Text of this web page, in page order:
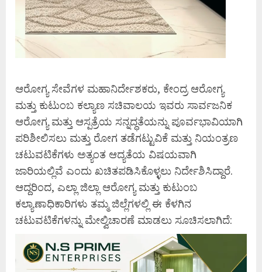
ಆರೋಗ್ಯ ಸೇವೆಗಳ ಮಹಾನಿರ್ದೇಶಕರು, ಕೇಂದ್ರ ಆರೋಗ್ಯ
ಮತ್ತು ಕುಟುಂಬ ಕಲ್ಯಾಣ ಸಚಿವಾಲಯ ಇವರು ಸಾರ್ವಜನಿಕ
ಆರೋಗ್ಯ ಮತ್ತು ಆಸ್ಪತ್ರೆಯ ಸನ್ನದ್ಧತೆಯನ್ನು ಪೂರ್ವಭಾವಿಯಾಗಿ
ಪರಿಶೀಲಿಸಲು ಮತ್ತು ರೋಗ ತಡೆಗಟ್ಟುವಿಕೆ ಮತ್ತು ನಿಯಂತ್ರಣ
ಚಟುವಟಿಕೆಗಳು ಅತ್ಯಂತ ಆದ್ಯತೆಯ ವಿಷಯವಾಗಿ
ಜಾರಿಯಲ್ಲಿವೆ ಎಂದು ಖಚಿತಪಡಿಸಿಕೊಳ್ಳಲು ನಿರ್ದೇಶಿಸಿದ್ದಾರೆ.
ಆದ್ದರಿಂದ, ಎಲ್ಲಾ ಜಿಲ್ಲಾ ಆರೋಗ್ಯ ಮತ್ತು ಕುಟುಂಬ
ಕಲ್ಯಾಣಾಧಿಕಾರಿಗಳು ತಮ್ಮ ಜಿಲ್ಲೆಗಳಲ್ಲಿ ಈ ಕೆಳಗಿನ
ಚಟುವಟಿಕೆಗಳನ್ನು ಮೇಲ್ವಿಚಾರಣೆ ಮಾಡಲು ಸೂಚಿಸಲಾಗಿದೆ: